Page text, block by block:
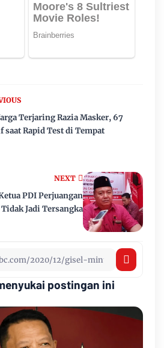
NEXT
PDI Perjuangan
Jadi Tersangka
Terjaring Razia Masker, 67
saat Rapid Test di Tempat
postingan ini